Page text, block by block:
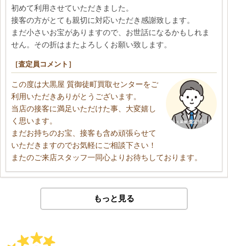
初めて利用させていただきました。
接客の方がとても親切に対応いただき感謝致します。
まだ小さいお宝がありますので、お世話になるかもしれま
せん。その折はまたよろしくお願い致します。
［査定員コメント］
この度は大黒屋 質御徒町買取センターをご
利用いただきありがとうございます。
当店の接客に満足いただけた事、大変嬉し
く思います。
まだお持ちのお宝、接客も含め頑張らせて
いただきますのでお気軽にご相談下さい！
またのご来店スタッフ一同心よりお待ちしております。
もっと見る